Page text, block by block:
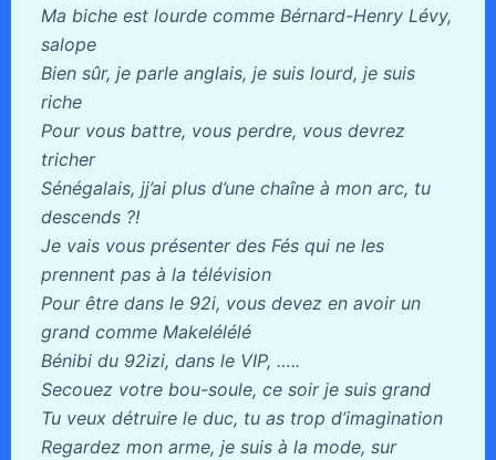
Ma biche est lourde comme Bérnard-Henry Lévy,
salope
Bien sûr, je parle anglais, je suis lourd, je suis
riche
Pour vous battre, vous perdre, vous devrez
tricher
Sénégalais, jj’ai plus d’une chaîne à mon arc, tu
descends ?!
Je vais vous présenter des Fés qui ne les
prennent pas à la télévision
Pour être dans le 92i, vous devez en avoir un
grand comme Makelélélé
Bénibi du 92izi, dans le VIP, …..
Secouez votre bou-soule, ce soir je suis grand
Tu veux détruire le duc, tu as trop d’imagination
Regardez mon arme, je suis à la mode, sur